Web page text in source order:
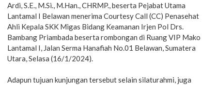
Ardi, S.E., M.Si., M.Han., CHRMP., beserta Pejabat Utama
Lantamal I Belawan menerima Courtesy Call (CC) Penasehat
Ahli Kepala SKK Migas Bidang Keamanan Irjen Pol Drs.
Bambang Priambada beserta rombongan di Ruang VIP Mako
Lantamal I, Jalan Serma Hanafiah No.01 Belawan, Sumatera
Utara, Selasa (16/1/2024).
Adapun tujuan kunjungan tersebut selain silaturahmi, juga